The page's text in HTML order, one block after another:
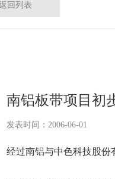
回列表
南铝板带项目初
发表时间：2006-06-01
经过南铝与中色科技股份